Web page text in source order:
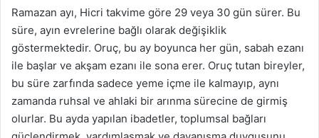
Ramazan ayı, Hicri takvime göre 29 veya 30 gün sürer. Bu
süre, ayın evrelerine bağlı olarak değişiklik
göstermektedir. Oruç, bu ay boyunca her gün, sabah ezanı
ile başlar ve akşam ezanı ile sona erer. Oruç tutan bireyler,
bu süre zarfında sadece yeme içme ile kalmayıp, aynı
zamanda ruhsal ve ahlaki bir arınma sürecine de girmiş
olurlar. Bu ayda yapılan ibadetler, toplumsal bağları